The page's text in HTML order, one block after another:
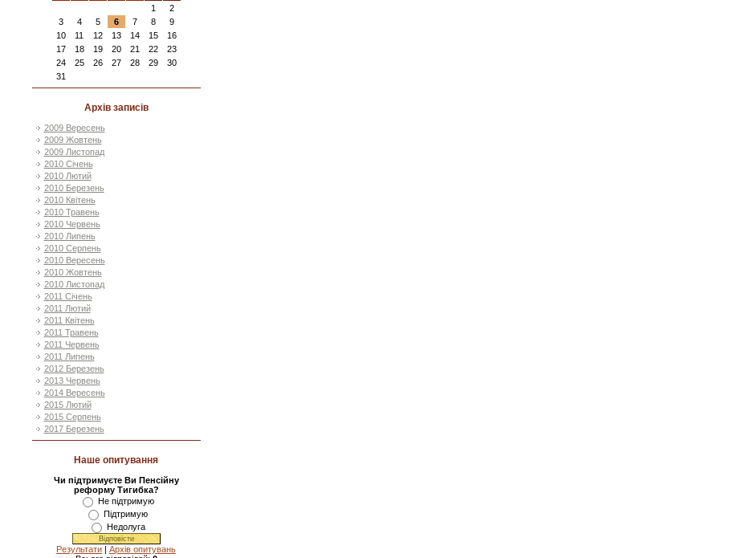
1
2
3
4 5 6 7 8
9
10
11 12 13 14 15
16
17
18 19 20 21 22
23
24
25 26 27 28 29
30
31
Архів записів
2009 Вересень
2009 Жовтень
2009 Листопад
2010 Січень
2010 Лютий
2010 Березень
2010 Квітень
2010 Травень
2010 Червень
2010 Липень
2010 Серпень
2010 Вересень
2010 Жовтень
2010 Листопад
2011 Січень
2011 Лютий
2011 Квітень
2011 Травень
2011 Червень
2011 Липень
2012 Березень
2013 Червень
2014 Вересень
2015 Лютий
2015 Серпень
2017 Березень
Наше опитування
Чи підтримуєте Ви Пенсійну
реформу Тигибка?
Не підтримую
Підтримую
Недолуга
Результати | Архів опитувань